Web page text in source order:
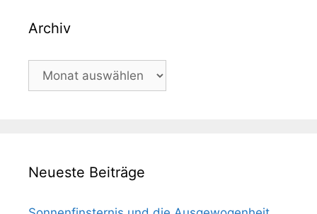
Archiv
Archiv
Neueste Beiträge